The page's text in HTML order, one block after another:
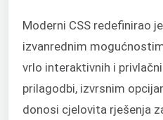
Moderni CSS redefinirao
izvanrednim
vrlo interaktivnih i
prilagodbi, izvrsnim
donosi cjelovita rješenja